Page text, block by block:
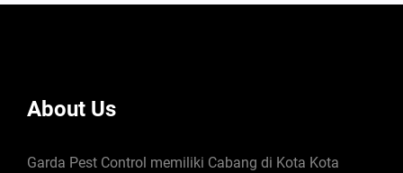
About Us
Garda Pest Control memiliki Cabang di Kota Kota